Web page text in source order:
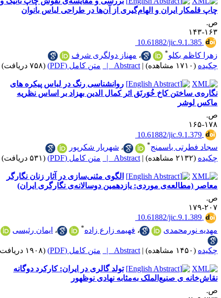
ایران و الهام‌گیری از آن‌ها در طراحی لباس بانوان
10.61882/
بکلو* ،مهناز دولگری شرف
|
Abstract | متن کامل (PDF) (۷۵۸ دریافت)
روانشناسی رنگ در لباس پیکره های
کاخ خُوَرنَق اثر کمال الدین بهزاد بر اساس نظریه‌
10.61882/
باسمنج
،شهریار شکرپور
|
Abstract | متن کامل (PDF) (۵۳۱ دریافت)
الگوی مثنی‌سازی در آثار زنان نگارگر
موردی: یازدهمین دوسالانه‌ی نگارگری ایران)
10.61882/
،فهیمه زارع زاده* ،ایمان رئیسی
|
Abstract | متن کامل (PDF) (۱۹۰۸ دریافت)
تولد گالری در ایران: کارکرد دوگانه
ی صنیع‌الملک به‌مثابه نهادی نوظهور